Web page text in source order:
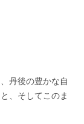
丹後の豊かな自
、そしてこのま